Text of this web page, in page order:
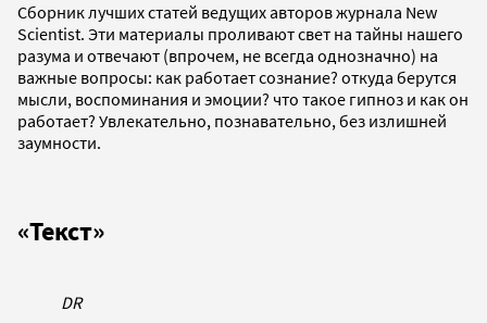
Сборник лучших статей ведущих авторов журнала New
Scientist. Эти материалы проливают свет на тайны нашего
разума и отвечают (впрочем, не всегда однозначно) на
важные вопросы: как работает сознание? откуда берутся
мысли, воспоминания и эмоции? что такое гипноз и как он
работает? Увлекательно, познавательно, без излишней
заумности.
«Текст»
DR